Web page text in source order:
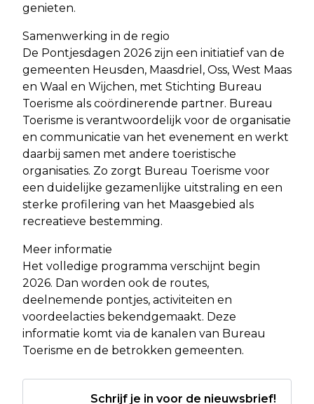
genieten.
Samenwerking in de regio
De Pontjesdagen 2026 zijn een initiatief van de
gemeenten Heusden, Maasdriel, Oss, West Maas
en Waal en Wijchen, met Stichting Bureau
Toerisme als coördinerende partner. Bureau
Toerisme is verantwoordelijk voor de organisatie
en communicatie van het evenement en werkt
daarbij samen met andere toeristische
organisaties. Zo zorgt Bureau Toerisme voor
een duidelijke gezamenlijke uitstraling en een
sterke profilering van het Maasgebied als
recreatieve bestemming.
Meer informatie
Het volledige programma verschijnt begin
2026. Dan worden ook de routes,
deelnemende pontjes, activiteiten en
voordeelacties bekendgemaakt. Deze
informatie komt via de kanalen van Bureau
Toerisme en de betrokken gemeenten.
Schrijf je in voor de nieuwsbrief!